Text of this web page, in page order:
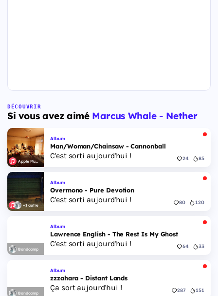
DÉCOUVRIR
Si vous avez aimé Marcus Whale - Nether
Apple Music
Album
Man/Woman/Chainsaw - Cannonball
C'est sorti aujourd'hui ! 24 85
+1 autre
Album
Overmono - Pure Devotion
C'est sorti aujourd'hui ! 80 120
Bandcamp
Album
Lawrence English - The Rest Is My Ghost
C'est sorti aujourd'hui ! 64 33
Bandcamp
Album
zzzahara - Distant Lands
Ça sort aujourd'hui ! 287 151